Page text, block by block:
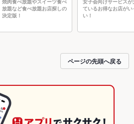
焼肉食べ放題やスイーツ食べ
放題など食べ放題お店探しの
決定版！
女子会向けサービスが
ているお得なお店がい
い！
ページの先頭へ戻る